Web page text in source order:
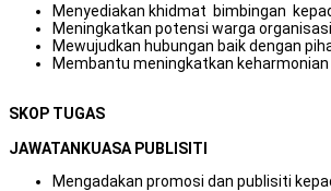
Menyediakan khidmat bimbingan
Meningkatkan potensi warga
Mewujudkan hubungan baik dengan
Membantu meningkatkan
SKOP TUGAS
JAWATANKUASA PUBLISITI
Mengadakan promosi dan publisiti